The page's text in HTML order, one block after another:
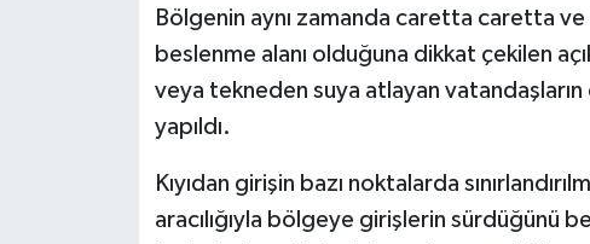
Bölgenin aynı zamanda caretta caretta
beslenme alanı olduğuna dikkat çekilen
veya tekneden suya atlayan
yapıldı.
Kıyıdan girişin bazı noktalarda
aracılığıyla bölgeye girişlerin sürdüğünü